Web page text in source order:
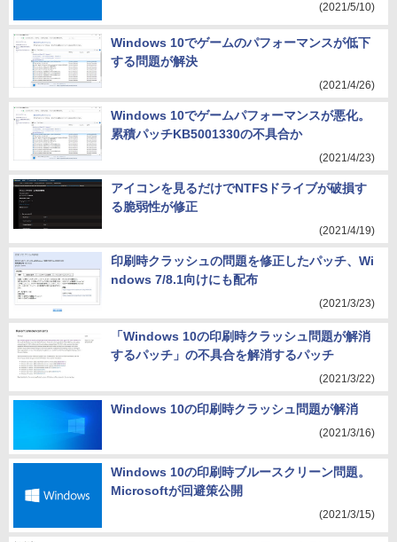
(2021/5/10)
Windows 10でゲームのパフォーマンスが低下
する問題が解決
(2021/4/26)
Windows 10でゲームパフォーマンスが悪化。
累積パッチKB5001330の不具合か
(2021/4/23)
アイコンを見るだけでNTFSドライブが破損す
る脆弱性が修正
(2021/4/19)
印刷時クラッシュの問題を修正したパッチ、Wi
ndows 7/8.1向けにも配布
(2021/3/23)
「Windows 10の印刷時クラッシュ問題が解消
するパッチ」の不具合を解消するパッチ
(2021/3/22)
Windows 10の印刷時クラッシュ問題が解消
(2021/3/16)
Windows 10の印刷時ブルースクリーン問題。
Microsoftが回避策公開
(2021/3/15)